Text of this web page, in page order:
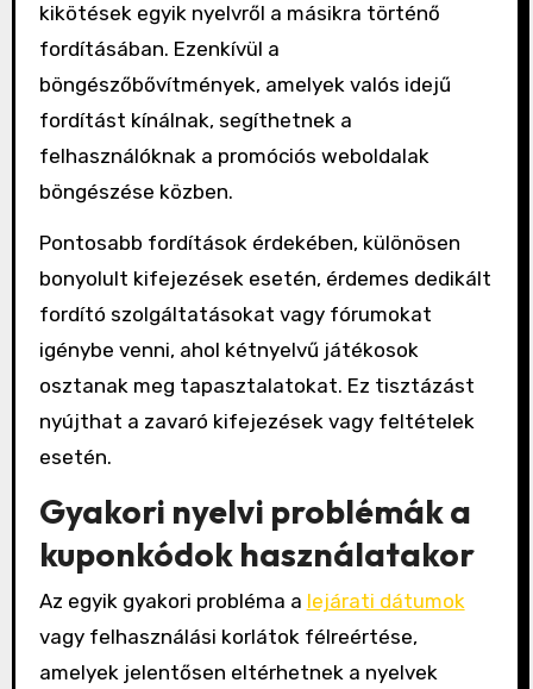
kikötések egyik nyelvről a másikra történő
fordításában. Ezenkívül a
böngészőbővítmények, amelyek valós idejű
fordítást kínálnak, segíthetnek a
felhasználóknak a promóciós weboldalak
böngészése közben.
Pontosabb fordítások érdekében, különösen
bonyolult kifejezések esetén, érdemes dedikált
fordító szolgáltatásokat vagy fórumokat
igénybe venni, ahol kétnyelvű játékosok
osztanak meg tapasztalatokat. Ez tisztázást
nyújthat a zavaró kifejezések vagy feltételek
esetén.
Gyakori nyelvi problémák a
kuponkódok használatakor
Az egyik gyakori probléma a lejárati dátumok
vagy felhasználási korlátok félreértése,
amelyek jelentősen eltérhetnek a nyelvek